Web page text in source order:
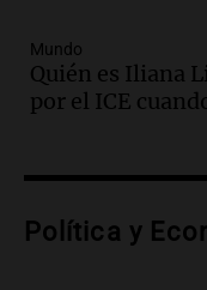
Audio.
un pozo de
Panorama
Audio.
al mercado
Mundo
Quién es Iliana
por el ICE
Política y